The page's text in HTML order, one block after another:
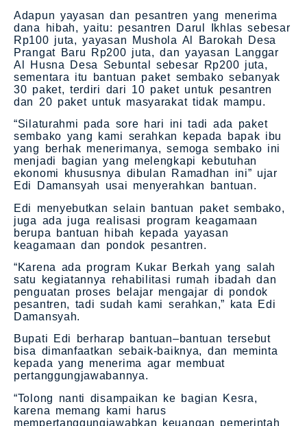
Adapun yayasan dan pesantren yang menerima
dana hibah, yaitu: pesantren Darul Ikhlas sebesar
Rp100 juta, yayasan Mushola Al Barokah Desa
Prangat Baru Rp200 juta, dan yayasan Langgar
Al Husna Desa Sebuntal sebesar Rp200 juta,
sementara itu bantuan paket sembako sebanyak
30 paket, terdiri dari 10 paket untuk pesantren
dan 20 paket untuk masyarakat tidak mampu.
“Silaturahmi pada sore hari ini tadi ada paket
sembako yang kami serahkan kepada bapak ibu
yang berhak menerimanya, semoga sembako ini
menjadi bagian yang melengkapi kebutuhan
ekonomi khususnya dibulan Ramadhan ini” ujar
Edi Damansyah usai menyerahkan bantuan.
Edi menyebutkan selain bantuan paket sembako,
juga ada juga realisasi program keagamaan
berupa bantuan hibah kepada yayasan
keagamaan dan pondok pesantren.
“Karena ada program Kukar Berkah yang salah
satu kegiatannya rehabilitasi rumah ibadah dan
penguatan proses belajar mengajar di pondok
pesantren, tadi sudah kami serahkan,” kata Edi
Damansyah.
Bupati Edi berharap bantuan–bantuan tersebut
bisa dimanfaatkan sebaik-baiknya, dan meminta
kepada yang menerima agar membuat
pertanggungjawabannya.
“Tolong nanti disampaikan ke bagian Kesra,
karena memang kami harus
mempertanggungjawabkan keuangan pemerintah